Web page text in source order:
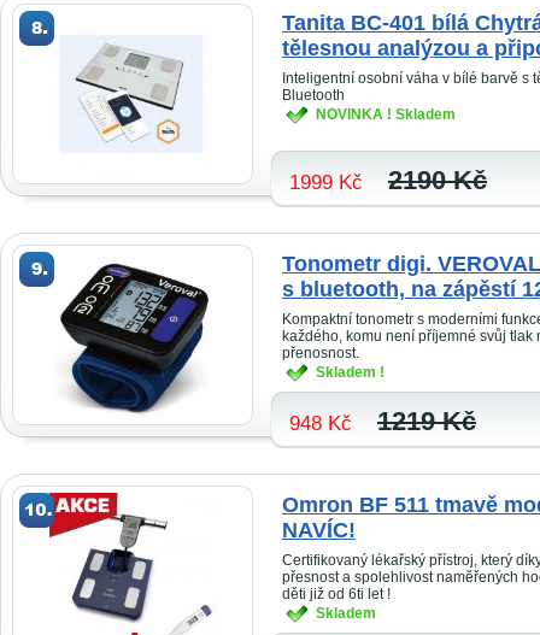
Tanita BC-401 bílá
tělesnou analýzou a
Inteligentní osobní váha v bílé barvě s
Bluetooth
NOVINKA ! Skladem
1999 Kč 2190 Kč
Tonometr digi.
s bluetooth, na zápěstí
Kompaktní tonometr s moderními
každého, komu není příjemné svůj
přenosnost.
Skladem !
948 Kč 1219 Kč
Omron BF 511 tmavě
NAVÍC!
Certifikovaný lékařský přístroj, který
přesnost a spolehlivost naměřených
děti již od 6ti let !
Skladem